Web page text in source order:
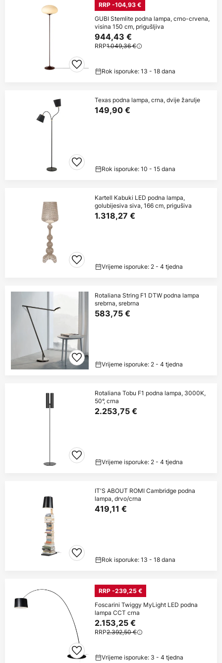
RRP -104,93 €
GUBI Stemlite podna lampa, crno-crvena,
visina 150 cm, prigušljiva
944,43 €
RRP1.049,36 €
Rok isporuke: 13 - 18 dana
Texas podna lampa, crna, dvije žarulje
149,90 €
Rok isporuke: 10 - 15 dana
Kartell Kabuki LED podna lampa,
golubijesiva siva, 166 cm, prigušiva
1.318,27 €
Vrijeme isporuke: 2 - 4 tjedna
Rotaliana String F1 DTW podna lampa
srebrna, srebrna
583,75 €
Vrijeme isporuke: 2 - 4 tjedna
Rotaliana Tobu F1 podna lampa, 3000K,
50°, crna
2.253,75 €
Vrijeme isporuke: 2 - 4 tjedna
IT'S ABOUT ROMI Cambridge podna
lampa, drvo/crna
419,11 €
Rok isporuke: 13 - 18 dana
RRP -239,25 €
Foscarini Twiggy MyLight LED podna
lampa CCT crna
2.153,25 €
RRP2.392,50 €
Vrijeme isporuke: 3 - 4 tjedna